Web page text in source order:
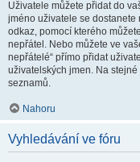
Uživatele můžete přidat do
jméno uživatele se dostanete
odkaz, pomocí kterého
nepřátel. Nebo můžete ve
nepřátelé“ přímo přidat
uživatelských jmen. Na
seznamů.
Nahoru
Vyhledávání ve fóru